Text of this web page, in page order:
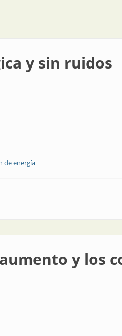
y sin ruidos
de energía
y los